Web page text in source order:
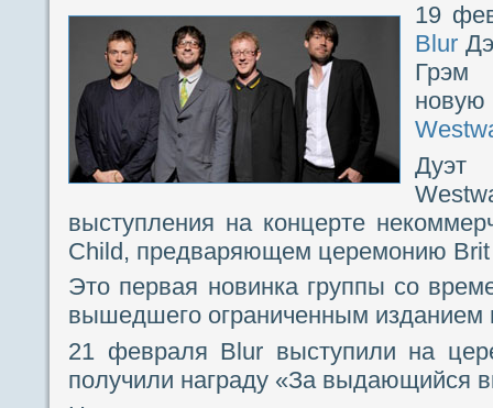
19
Blur
Грэм
Дуэт
выступления на концерте
Child, предваряющем церемонию Brit
Это первая новинка группы со
вышедшего ограниченным изданием
21 февраля Blur выступили на
получили награду «За выдающийся